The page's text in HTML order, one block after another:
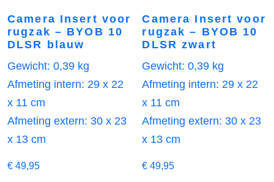
Camera Insert voor
rugzak – BYOB 10
DLSR blauw
Gewicht: 0,39 kg
Afmeting intern: 29 x 22
x 11 cm
Afmeting extern: 30 x 23
x 13 cm
€ 49,95
Camera Insert voor
rugzak – BYOB 10
DLSR zwart
Gewicht: 0,39 kg
Afmeting intern: 29 x 22
x 11 cm
Afmeting extern: 30 x 23
x 13 cm
€ 49,95